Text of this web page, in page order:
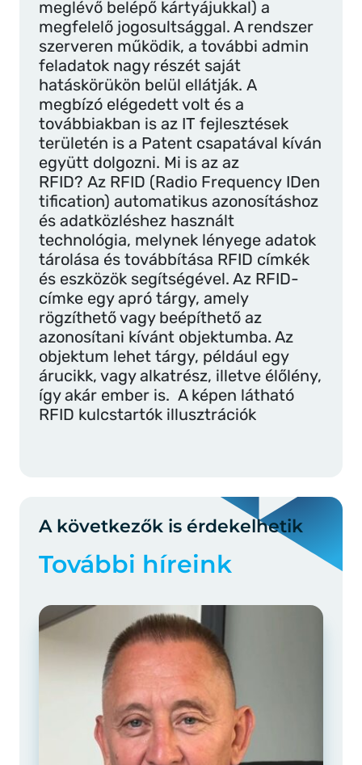
meglévő belépő kártyájukkal) a
megfelelő jogosultsággal. A rendszer
szerveren működik, a további admin
feladatok nagy részét saját
hatáskörükön belül ellátják. A
megbízó elégedett volt és a
továbbiakban is az IT fejlesztések
területén is a Patent csapatával kíván
együtt dolgozni. Mi is az az
RFID? Az RFID (Radio Frequency IDen
tification) automatikus azonosításhoz
és adatközléshez használt
technológia, melynek lényege adatok
tárolása és továbbítása RFID címkék
és eszközök segítségével. Az RFID-
címke egy apró tárgy, amely
rögzíthető vagy beépíthető az
azonosítani kívánt objektumba. Az
objektum lehet tárgy, például egy
árucikk, vagy alkatrész, illetve élőlény,
így akár ember is. A képen látható
RFID kulcstartók illusztrációk
A következők is érdekelhetik
További híreink